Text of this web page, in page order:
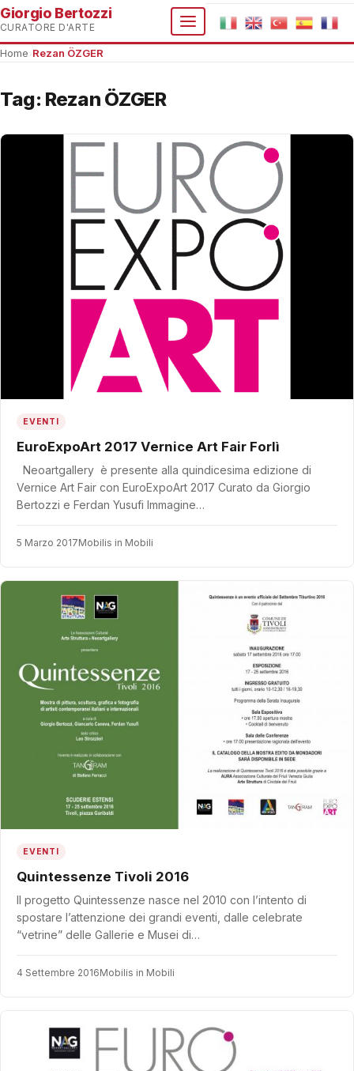
Giorgio Bertozzi
CURATORE D'ARTE
Home Rezan ÖZGER
Tag: Rezan ÖZGER
EVENTI
EuroExpoArt 2017 Vernice Art Fair Forlì
Neoartgallery è presente alla quindicesima edizione di
Vernice Art Fair con EuroExpoArt 2017 Curato da Giorgio
Bertozzi e Ferdan Yusufi Immagine…
5 Marzo 2017Mobilis in Mobili
EVENTI
Quintessenze Tivoli 2016
Il progetto Quintessenze nasce nel 2010 con l’intento di
spostare l’attenzione dei grandi eventi, dalle celebrate
“vetrine” delle Gallerie e Musei di…
4 Settembre 2016Mobilis in Mobili